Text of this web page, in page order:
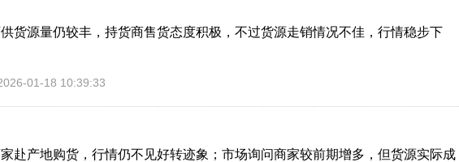
货源量仍较丰，持货商售货态度积极，不过货源走销情况不佳，行情稳步下
01-18 10:39:33
赴产地购货，行情仍不见好转迹象；市场询问商家较前期增多，但货源实际成